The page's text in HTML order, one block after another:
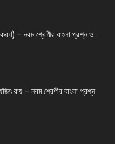
– নবম শ্রেণীর বাংলা প্রশ্ন ও...
রায় – নবম শ্রেণীর বাংলা প্রশ্ন